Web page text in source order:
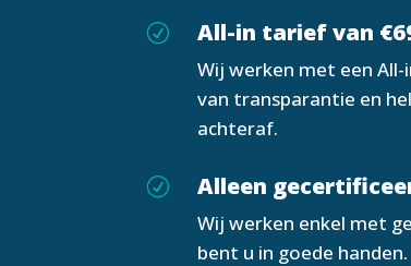
R All-in tarief van
Wij werken met een
van transparantie en
achteraf.
R Alleen
Wij werken enkel met
bent u in goede handen.